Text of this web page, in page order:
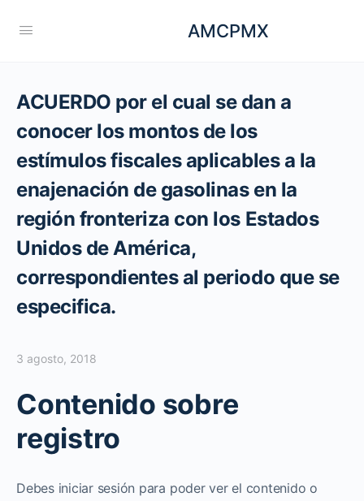
AMCPMX
ACUERDO por el cual se dan a
conocer los montos de los
estímulos fiscales aplicables a la
enajenación de gasolinas en la
región fronteriza con los Estados
Unidos de América,
correspondientes al periodo que se
especifica.
3 agosto, 2018
Contenido sobre
registro
Debes iniciar sesión para poder ver el contenido o